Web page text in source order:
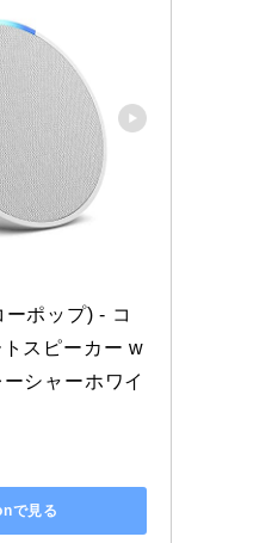
ポップ) - コ
スピーカー w
シャーホワイ
で見る